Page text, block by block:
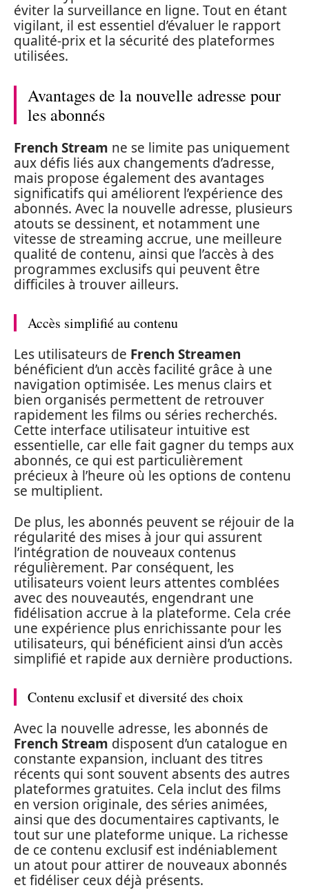
éviter la surveillance en ligne. Tout en étant
vigilant, il est essentiel d’évaluer le rapport
qualité-prix et la sécurité des plateformes
utilisées.
Avantages de la nouvelle adresse pour
les abonnés
French Stream ne se limite pas uniquement
aux défis liés aux changements d’adresse,
mais propose également des avantages
significatifs qui améliorent l’expérience des
abonnés. Avec la nouvelle adresse, plusieurs
atouts se dessinent, et notamment une
vitesse de streaming accrue, une meilleure
qualité de contenu, ainsi que l’accès à des
programmes exclusifs qui peuvent être
difficiles à trouver ailleurs.
Accès simplifié au contenu
Les utilisateurs de French Streamen
bénéficient d’un accès facilité grâce à une
navigation optimisée. Les menus clairs et
bien organisés permettent de retrouver
rapidement les films ou séries recherchés.
Cette interface utilisateur intuitive est
essentielle, car elle fait gagner du temps aux
abonnés, ce qui est particulièrement
précieux à l’heure où les options de contenu
se multiplient.
De plus, les abonnés peuvent se réjouir de la
régularité des mises à jour qui assurent
l’intégration de nouveaux contenus
régulièrement. Par conséquent, les
utilisateurs voient leurs attentes comblées
avec des nouveautés, engendrant une
fidélisation accrue à la plateforme. Cela crée
une expérience plus enrichissante pour les
utilisateurs, qui bénéficient ainsi d’un accès
simplifié et rapide aux dernière productions.
Contenu exclusif et diversité des choix
Avec la nouvelle adresse, les abonnés de
French Stream disposent d’un catalogue en
constante expansion, incluant des titres
récents qui sont souvent absents des autres
plateformes gratuites. Cela inclut des films
en version originale, des séries animées,
ainsi que des documentaires captivants, le
tout sur une plateforme unique. La richesse
de ce contenu exclusif est indéniablement
un atout pour attirer de nouveaux abonnés
et fidéliser ceux déjà présents.